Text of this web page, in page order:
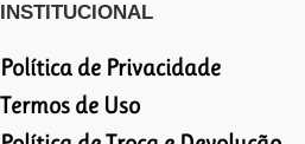
INSTITUCIONAL
Política de Privacidade
Termos de Uso